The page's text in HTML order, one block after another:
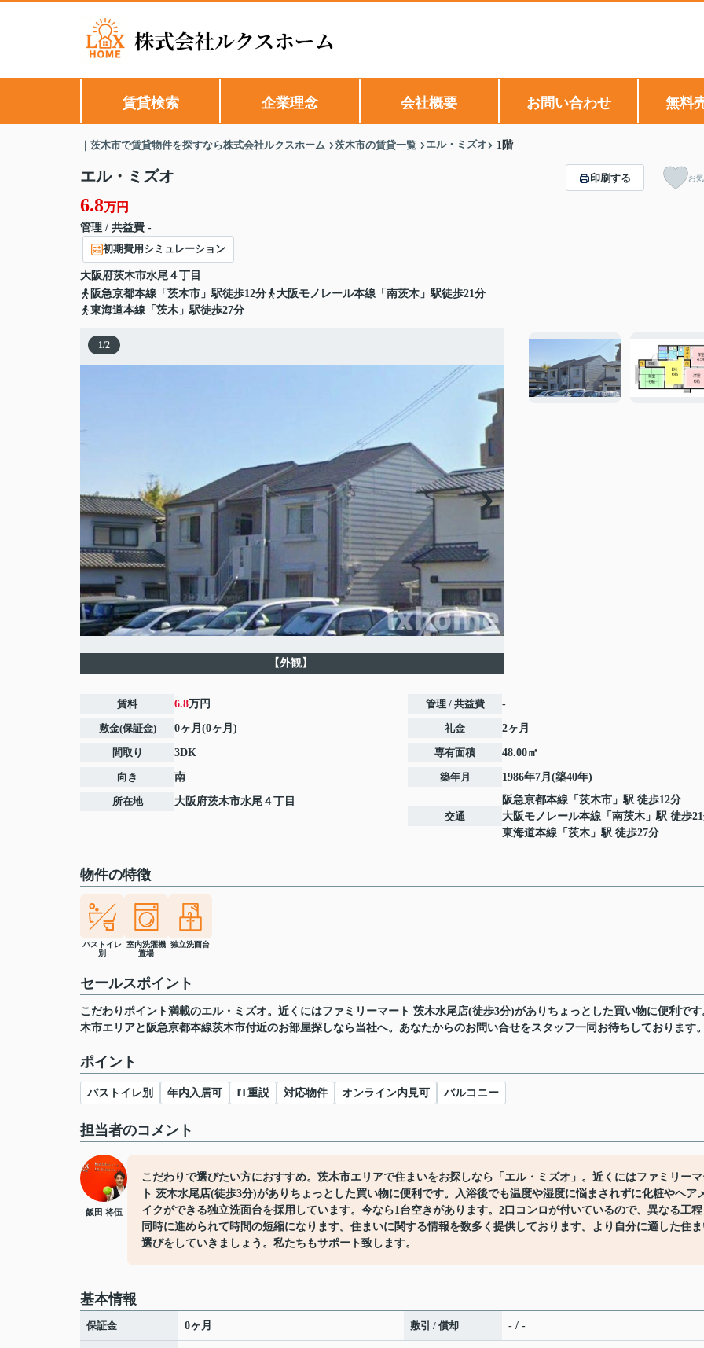
賃貸検索 企業理念 会社概要 お問い合わせ 無料
｜茨木市で賃貸物件を探すなら株式会社ルクスホーム 茨木市の賃貸一覧 エル・ミズオ 1階
エル・ミズオ
6.8万円
管理 / 共益費 -
初期費用シミュレーション
大阪府茨木市水尾 ４丁目
阪急京都本線「茨木市」駅徒歩12分
大阪モノレール本線「南茨木」駅徒歩21分
東海道本線「茨木」駅徒歩27分
印刷する お
1/2
【外観】
賃料 6.8万円
敷金(保証金) 0ヶ月(0ヶ月)
間取り 3DK
向き 南
所在地 大阪府茨木市水尾 ４丁目
管理 / 共益費 -
礼金 2ヶ月
専有面積 48.00㎡
築年月 1986年7月(築40年)
交通
阪急京都本線 「 茨木市 」駅 徒歩12分
大阪モノレール本線 「 南茨木 」駅 徒歩
東海道本線 「 茨木 」駅 徒歩27分
物件の特徴
バストイレ
別
室内洗濯機
置場
独立洗面台
セールスポイント
こだわりポイント満載のエル・ミズオ。近くにはファミリーマート 茨木水尾店(徒歩3分)がありちょっとした買い物に便利です
木市エリアと阪急京都本線茨木市付近のお部屋探しなら当社へ。あなたからのお問い合せをスタッフ一同お待ちしております
ポイント
バストイレ別 年内入居可 IT重説 対応物件 オンライン内見可 バルコニー
担当者のコメント
飯田 将伍
こだわりで選びたい方におすすめ。茨木市エリアで住まいをお探しなら「エル・ミズオ」。近くにはファミリー
ト 茨木水尾店(徒歩3分)がありちょっとした買い物に便利です。入浴後でも温度や湿度に悩まされずに化粧やヘア
イクができる独立洗面台を採用しています。今なら1台空きがあります。2口コンロが付いているので、異なる工
同時に進められて時間の短縮になります。住まいに関する情報を数多く提供しております。より自分に適した住
選びをしていきましょう。私たちもサポート致します。
基本情報
保証金 0ヶ月 敷引 / 償却 - / -